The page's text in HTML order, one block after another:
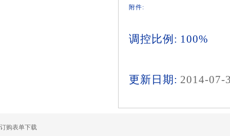
附件:
调控比例: 100%
更新日期: 2014-07-
订购表单下载